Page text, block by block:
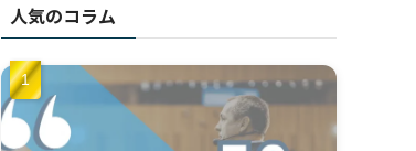
人気のコラム